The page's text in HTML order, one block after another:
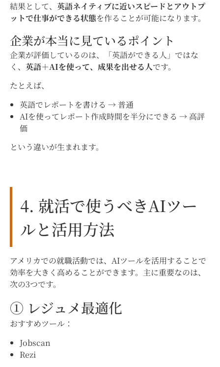
結果として、 英語ネイティブに近いスピードとアウトプ
ットで仕事ができる状態を作ることが可能になります。
企業が本当に見ているポイント
企業が評価しているのは、「英語ができる人」ではな
く、 英語＋AIを使って、成果を出せる人です。
たとえば、
英語でレポートを書ける → 普通
AIを使ってレポート作成時間を半分にできる → 高評
価
という違いが生まれます。
4. 就活で使うべきAIツー
ルと活用方法
アメリカでの就職活動では、AIツールを活用することで
効率を大きく高めることができます。主に重要なのは、
次の3つです。
① レジュメ最適化
おすすめツール：
Jobscan
Rezi